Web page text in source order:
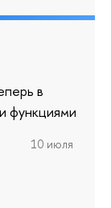
в
функциями
10 июля